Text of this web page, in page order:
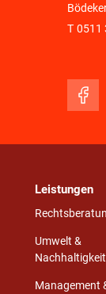
T 0511
Leistungen
Umwelt &
Nachhaltigkeit
Management